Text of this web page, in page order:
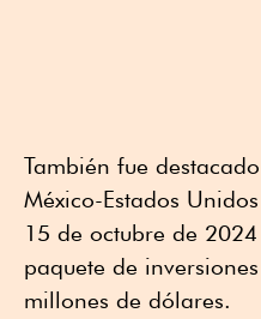
También fue
México-Estados
15 de octubre de
paquete de
millones de dólares.